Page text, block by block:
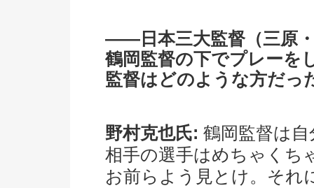
――日本三大監督（三原
鶴岡監督の下でプレーを
監督はどのような方だっ
野村克也氏: 鶴岡監督は
相手の選手はめちゃくち
お前らよう見とけ。それ